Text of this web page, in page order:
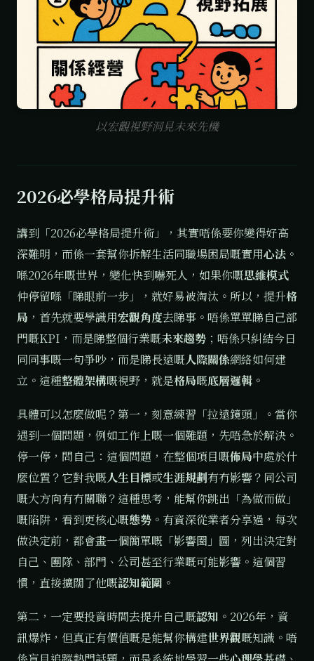
以宏觀視野洞見未來先機
2026必學格局提升術
講到「2026必學格局提升術」，其實唔係要你變得好高
深難明，而係一套幫你拆解生活同職場困局嘅實用心法 。
喺2026年嘅世界，變化快到嚇死人，如果你嘅思維模式
仲停留喺「睇眼前一步」，就好易被淘汰。所以，提升格
局 ，首先就要學識用宏觀角度去睇事。唔係單單睇自己部
門嘅KPI，而是睇整個行業嘅未來趨勢 ；唔係只糾結今日
同同事嘅一句爭吵，而是睇長遠嘅人際關係網絡如何建
立。這種整體架構嘅視野，就是格局嘅底層邏輯 。
具體可以怎麼做呢？第一，刻意練習「拉遠鏡頭」。當你
遇到一個問題，例如工作上嘅一個難題，先唔急於解決。
停一停，問自己：這個問題，在整個項目嘅佈局中處於什
麼位置？它對我嘅人生目標或生涯規劃有冇影響？同公司
嘅大方向有冇關聯？這種思考，能幫你跳出「為做而做」
嘅陷阱，看到更核心嘅態勢 。有資深從業者分享過，每次
做決定前，都會畫一個簡單嘅「影響圈」圖，列出決定對
自己、團隊、部門、公司甚至行業嘅可能影響。這個習
慣，直接擴闊了他嘅認知範圍 。
第二，一定要投資時間去提升自己嘅認知 。2026年，資
訊爆炸，但真正有價值嘅是能幫你構建世界觀嘅知識。唔